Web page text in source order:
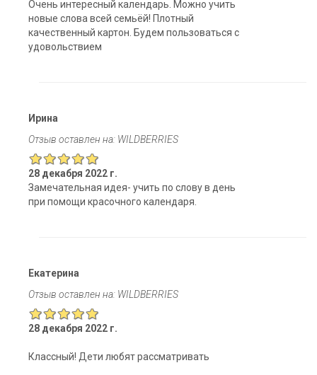
Очень интересный календарь. Можно учить
новые слова всей семьёй! Плотный
качественный картон. Будем пользоваться с
удовольствием
Ирина
Отзыв оставлен на: WILDBERRIES
28 декабря 2022 г.
Замечательная идея- учить по слову в день
при помощи красочного календаря.
Екатерина
Отзыв оставлен на: WILDBERRIES
28 декабря 2022 г.
Классный! Дети любят рассматривать